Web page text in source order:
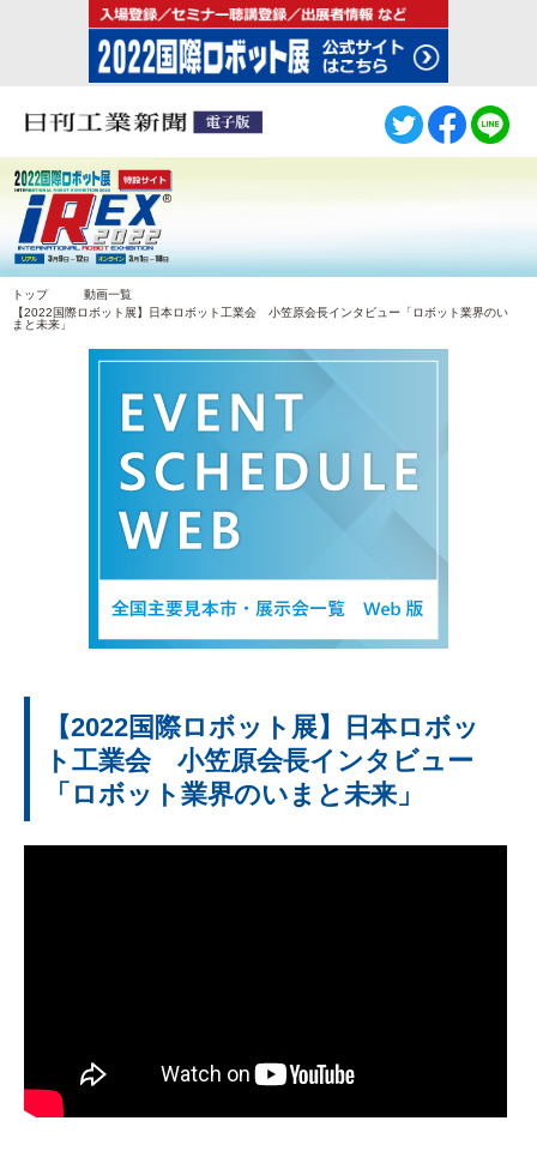
トップ
動画一覧
【2022国際ロボット展】日本ロボット工業会 小笠原会長インタビュー「ロボット業界のい
まと未来」
【2022国際ロボット展】日本ロボッ
ト工業会 小笠原会長インタビュー
「ロボット業界のいまと未来」